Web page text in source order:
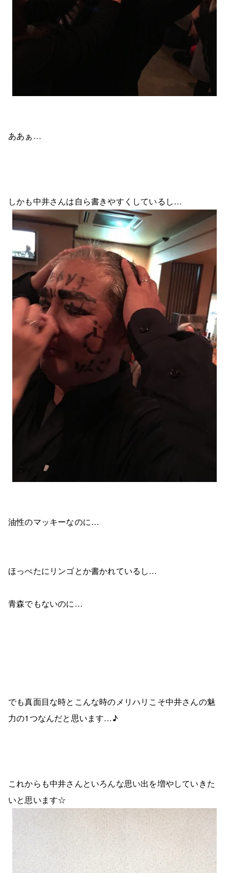
ああぁ…
しかも中井さんは自ら書きやすくしているし…
油性のマッキーなのに…
ほっぺたにリンゴとか書かれているし…
青森でもないのに…
でも真面目な時とこんな時のメリハリこそ中井さんの魅
力の1つなんだと思います…♪
これからも中井さんといろんな思い出を増やしていきた
いと思います☆